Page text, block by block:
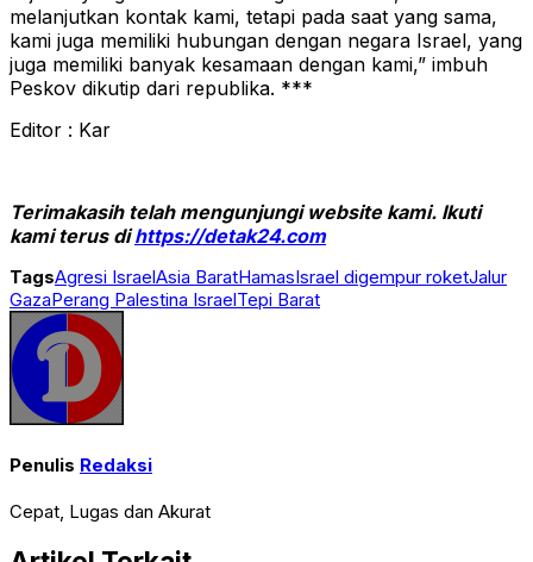
melanjutkan kontak kami, tetapi pada saat yang sama,
kami juga memiliki hubungan dengan negara Israel, yang
juga memiliki banyak kesamaan dengan kami,” imbuh
Peskov dikutip dari republika. ***
Editor : Kar
Terimakasih telah mengunjungi website kami. Ikuti
kami terus dihttps://detak24.com
TagsAgresi IsraelAsia BaratHamasIsrael digempur roketJalur
GazaPerang Palestina IsraelTepi Barat
Penulis Redaksi
Cepat, Lugas dan Akurat